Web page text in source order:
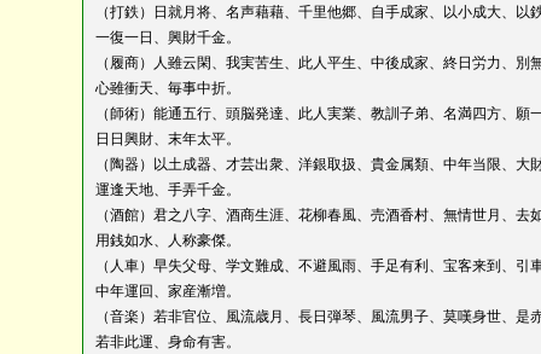
（打鉄）日就月将、名声藉藉、千里他郷、自手成家、以小成大、以
一復一日、興財千金。
（履商）人雖云閑、我実苦生、此人平生、中後成家、終日労力、別
心雖衝天、毎事中折。
（師術）能通五行、頭脳発達、此人実業、教訓子弟、名満四方、願
日日興財、末年太平。
（陶器）以土成器、才芸出衆、洋銀取扱、貴金属類、中年当限、大
運逢天地、手弄千金。
（酒館）君之八字、酒商生涯、花柳春風、売酒香村、無情世月、去
用銭如水、人称豪傑。
（人車）早失父母、学文難成、不避風雨、手足有利、宝客来到、引
中年運回、家産漸増。
（音楽）若非官位、風流歳月、長日弾琴、風流男子、莫嘆身世、是
若非此運、身命有害。